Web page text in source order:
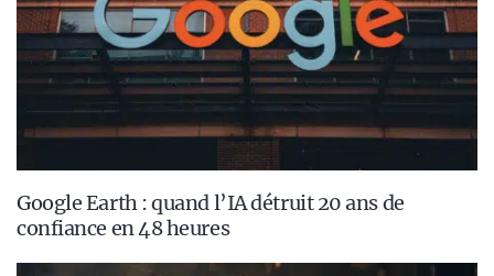
Google Earth : quand l’IA détruit 20 ans de
confiance en 48 heures